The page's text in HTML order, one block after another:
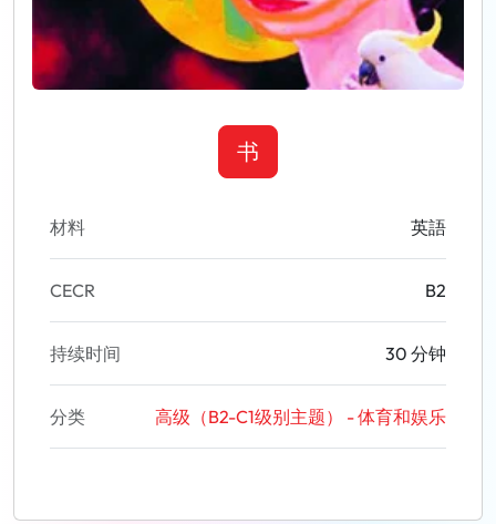
书
材料 英語
CECR B2
持续时间 30 分钟
分类 高级（B2-C1级别主题） - 体育和娱乐